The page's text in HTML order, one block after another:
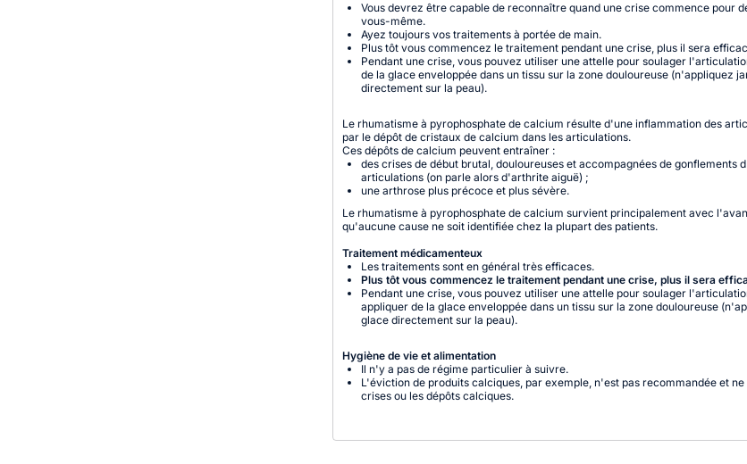
Vous devrez être capable de reconnaître quand une crise commence pour
vous-même.
Ayez toujours vos traitements à portée de main.
Plus tôt vous commencez le traitement pendant une crise, plus il sera
Pendant une crise, vous pouvez utiliser une attelle pour soulager
de la glace enveloppée dans un tissu sur la zone douloureuse (n'appliquez
directement sur la peau).
Le rhumatisme à pyrophosphate de calcium résulte d'une inflammation des
par le dépôt de cristaux de calcium dans les articulations.
Ces dépôts de calcium peuvent entraîner :
des crises de début brutal, douloureuses et accompagnées de gonflements
articulations (on parle alors d'arthrite aiguë) ;
une arthrose plus précoce et plus sévère.
Le rhumatisme à pyrophosphate de calcium survient principalement avec
qu'aucune cause ne soit identifiée chez la plupart des patients.
Traitement médicamenteux
Les traitements sont en général très efficaces.
Plus tôt vous commencez le traitement pendant une crise, plus il sera
Pendant une crise, vous pouvez utiliser une attelle pour soulager
appliquer de la glace enveloppée dans un tissu sur la zone douloureuse
glace directement sur la peau).
Hygiène de vie et alimentation
Il n'y a pas de régime particulier à suivre.
L'éviction de produits calciques, par exemple, n'est pas recommandée et
crises ou les dépôts calciques.